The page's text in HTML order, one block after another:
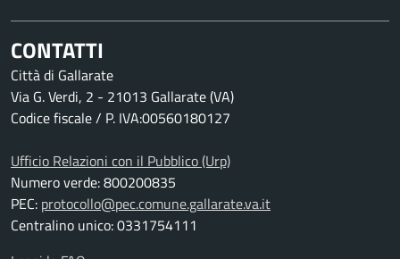
CONTATTI
Città di Gallarate
Via G. Verdi, 2 - 21013 Gallarate (VA)
Codice fiscale / P. IVA:00560180127
Ufficio Relazioni con il Pubblico (Urp)
Numero verde: 800200835
PEC: protocollo@pec.comune.gallarate.va.it
Centralino unico: 0331754111